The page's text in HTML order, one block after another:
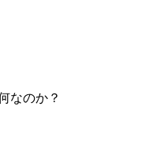
なのか？